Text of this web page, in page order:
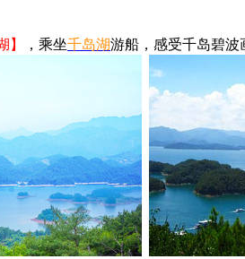
】 ，乘坐千岛湖游船，感受千岛碧波